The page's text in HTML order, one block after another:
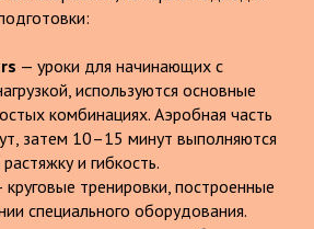
— уроки для начинающих с
используются основные
комбинациях. Аэробная часть
затем 10–15 минут выполняются
и гибкость.
круговые тренировки, построенные
специального оборудования.